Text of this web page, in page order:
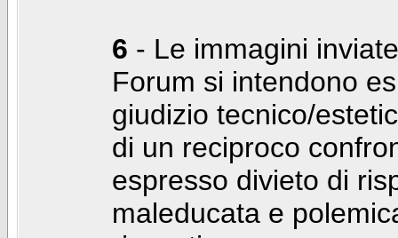
6 - Le immagini
Forum si intendono
giudizio tecnico/
di un reciproco
espresso divieto di
maleducata e